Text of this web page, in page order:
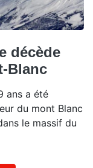
décède
Blanc
ans a été
du mont Blanc
le massif du